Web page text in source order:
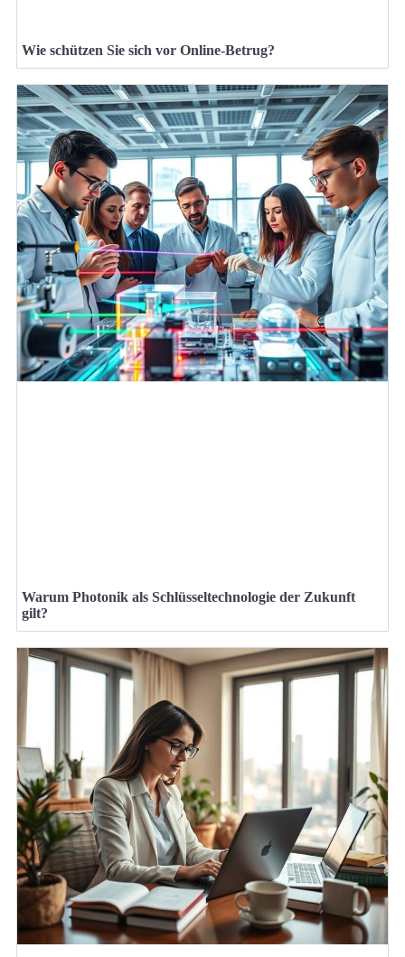
Wie schützen Sie sich vor Online-Betrug?
Warum Photonik als Schlüsseltechnologie der Zukunft
gilt?